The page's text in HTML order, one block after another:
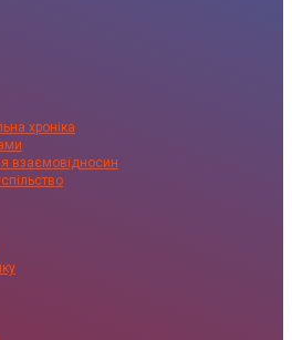
хроніка
взаємовідносин